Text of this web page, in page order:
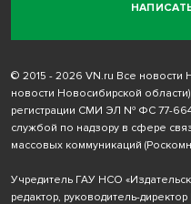
© 2015 - 2026 VN.ru Все новости
новости Новосибирской
регистрации СМИ ЭЛ № ФС 77-
службой по надзору в сфере
массовых коммуникаций
Учредитель ГАУ НСО
редактор, руководитель-